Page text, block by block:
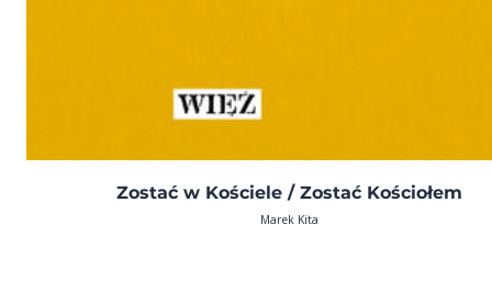
Zostać w Kościele / Zostać Kościołem
Marek Kita